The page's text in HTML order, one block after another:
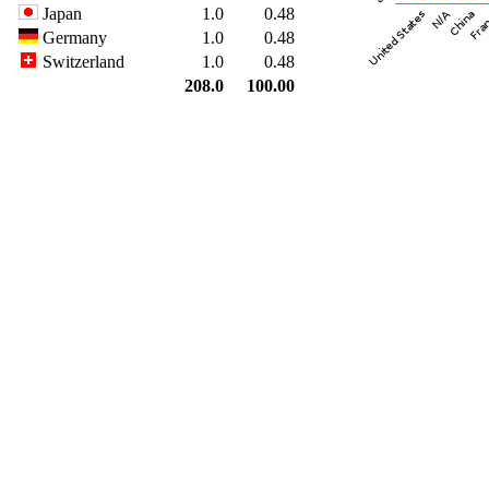
Japan
1.0
0.48
Germany
1.0
0.48
Switzerland
1.0
0.48
208.0
100.00